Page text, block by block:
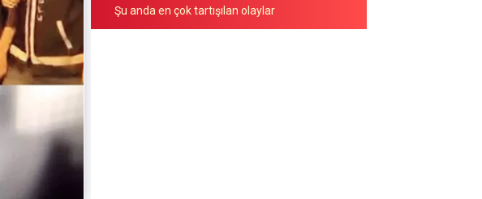
Şu anda en çok tartışılan olaylar